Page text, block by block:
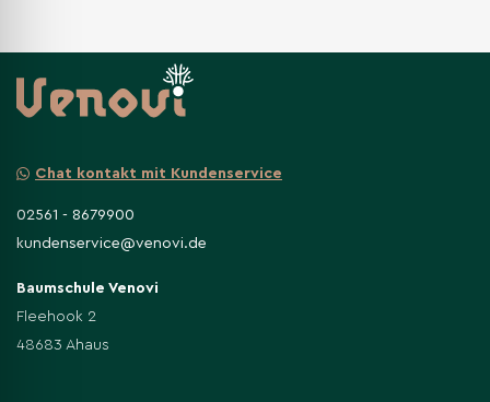
Chat kontakt mit Kundenservice
02561 - 8679900
kundenservice@venovi.de
Baumschule Venovi
Fleehook 2
48683 Ahaus